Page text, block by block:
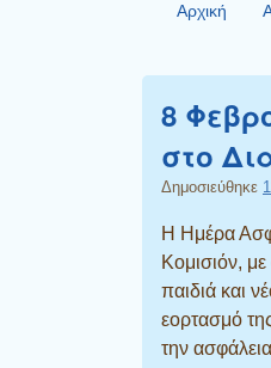
Αρχική
8
στο
Δημοσιεύθηκε
Η Ημέρα
Κομισιόν,
παιδιά και
εορτασμό
την